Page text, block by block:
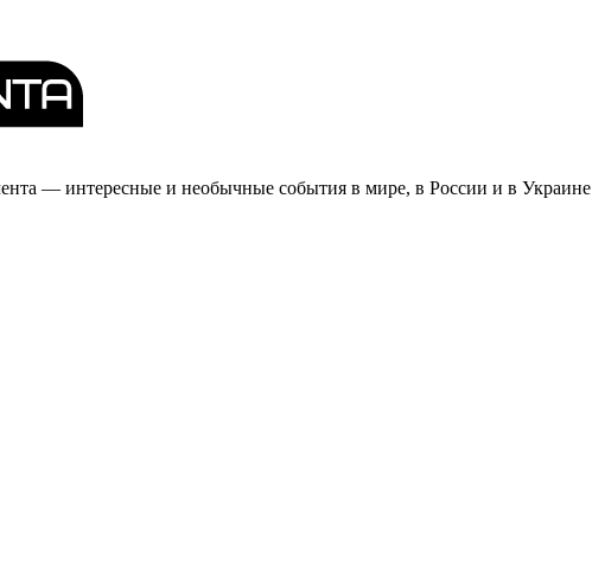
— интересные и необычные события в мире, в России и в Украине